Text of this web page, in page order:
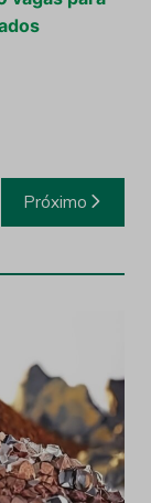
Próximo